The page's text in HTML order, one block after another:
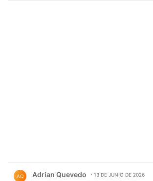
AQ Adrian Quevedo 13 DE JUNIO DE 2026